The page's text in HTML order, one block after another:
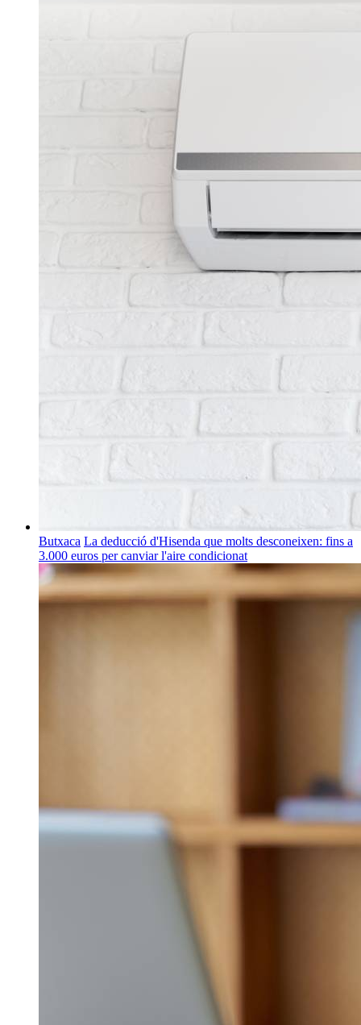
Butxaca La deducció d'Hisenda que molts desconeixen: fins a
3.000 euros per canviar l'aire condicionat